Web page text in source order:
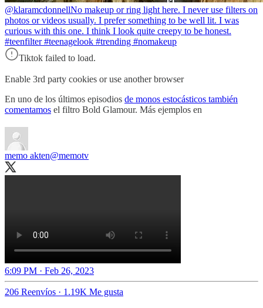
@klaramcdonnellNo makeup or ring light here. I never use filters on
photos or videos usually. I prefer something to be well lit. I was
curious with this one. I think I look quite creepy to be honest.
#teenfilter #teenagelook #trending #nomakeup
Tiktok failed to load.
Enable 3rd party cookies or use another browser
En uno de los últimos episodios de monos estocásticos también
comentamos el filtro Bold Glamour. Más ejemplos en
memo akten@memotv
6:09 PM · Feb 26, 2023
206 Reenvíos · 1.19K Me gusta